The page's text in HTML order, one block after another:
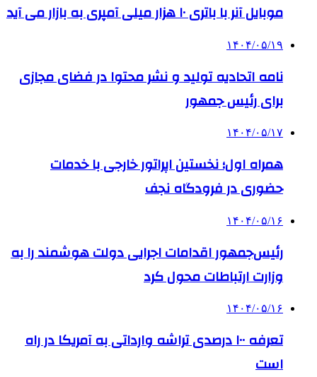
موبایل آنر با باتری ۱۰ هزار میلی آمپری به بازار می آید
۱۴۰۴/۰۵/۱۹
نامه اتحادیه تولید و نشر محتوا در فضای مجازی
برای رئیس جمهور
۱۴۰۴/۰۵/۱۷
همراه اول؛ نخستین اپراتور خارجی با خدمات
حضوری در فرودگاه نجف
۱۴۰۴/۰۵/۱۶
رئیس‌جمهور اقدامات اجرایی دولت هوشمند را به
وزارت ارتباطات محول کرد
۱۴۰۴/۰۵/۱۶
تعرفه ۱۰۰ درصدی تراشه وارداتی به آمریکا در راه
است